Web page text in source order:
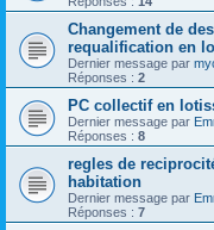
Changement de
requalification en
Dernier message par
Réponses : 2
PC collectif en
Dernier message par
Réponses : 8
regles de
habitation
Dernier message par
Réponses : 7